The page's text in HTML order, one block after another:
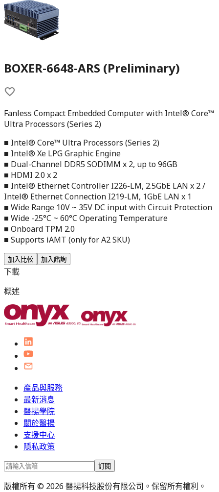
BOXER-6648-ARS (Preliminary)
Fanless Compact Embedded Computer with Intel® Core™
Ultra Processors (Series 2)
■ Intel® Core™ Ultra Processors (Series 2)
■ Intel® Xe LPG Graphic Engine
■ Dual-Channel DDR5 SODIMM x 2, up to 96GB
■ HDMI 2.0 x 2
■ Intel® Ethernet Controller I226-LM, 2.5GbE LAN x 2 /
Intel® Ethernet Connection I219-LM, 1GbE LAN x 1
■ Wide Range 10V ~ 35V DC input with Circuit Protection
■ Wide -25°C ~ 60°C Operating Temperature
■ Onboard TPM 2.0
■ Supports iAMT (only for A2 SKU)
加入比較 加入諮詢
下載
概述
產品與服務
最新消息
醫揚學院
關於醫揚
支援中心
隱私政策
訂閱
版權所有 © 2026 醫揚科技股份有限公司。保留所有權利。